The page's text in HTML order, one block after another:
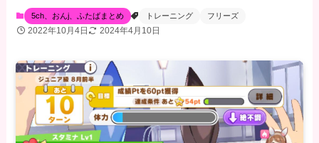
5ch、おんj、ふたばまとめ トレーニング フリーズ
2022年10月4日 2024年4月10日